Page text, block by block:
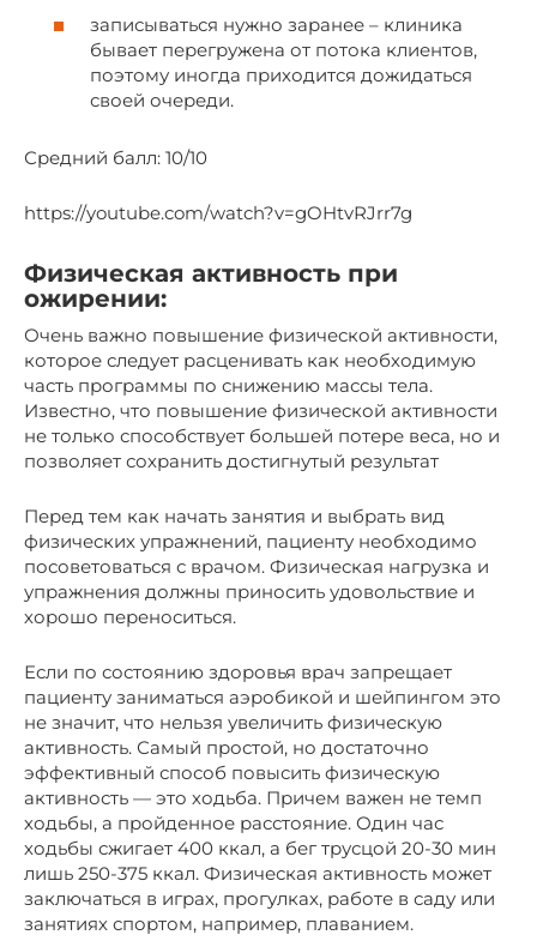
записываться нужно заранее – клиника
бывает перегружена от потока клиентов,
поэтому иногда приходится дожидаться
своей очереди.
Средний балл: 10/10
https://youtube.com/watch?v=gOHtvRJrr7g
Физическая активность при
ожирении:
Очень важно повышение физической активности,
которое следует расценивать как необходимую
часть программы по снижению массы тела.
Известно, что повышение физической активности
не только способствует большей потере веса, но и
позволяет сохранить достигнутый результат
Перед тем как начать занятия и выбрать вид
физических упражнений, пациенту необходимо
посоветоваться с врачом. Физическая нагрузка и
упражнения должны приносить удовольствие и
хорошо переноситься.
Если по состоянию здоровья врач запрещает
пациенту заниматься аэробикой и шейпингом это
не значит, что нельзя увеличить физическую
активность. Самый простой, но достаточно
эффективный способ повысить физическую
активность — это ходьба. Причем важен не темп
ходьбы, а пройденное расстояние. Один час
ходьбы сжигает 400 ккал, а бег трусцой 20-30 мин
лишь 250-375 ккал. Физическая активность может
заключаться в играх, прогулках, работе в саду или
занятиях спортом, например, плаванием.